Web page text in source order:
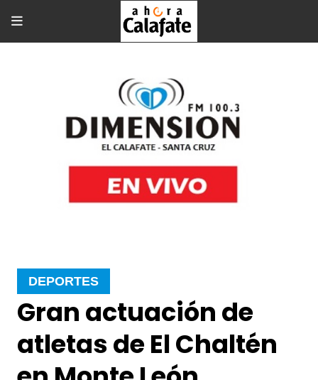
Gran actuación de
atletas de El Chaltén
DEPORTES